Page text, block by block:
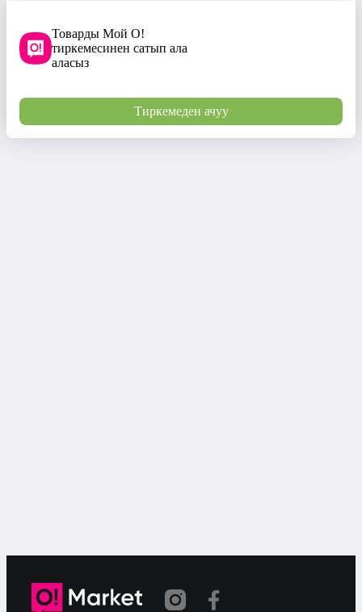
Товарды Мой О!
тиркемесинен сатып ала
аласыз
Тиркемеден ачуу